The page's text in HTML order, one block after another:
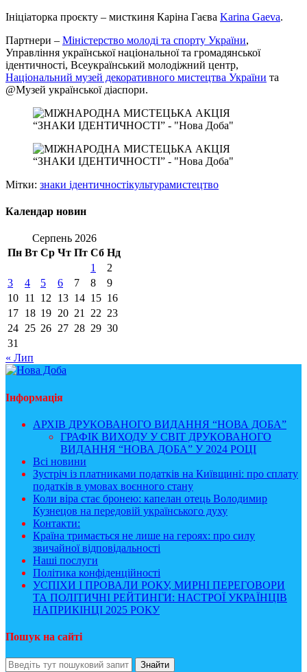
Ініціаторка проєкту – мисткиня Каріна Гаєва Karina Gaeva.
Партнери – Міністерство молоді та спорту України,
Управління української національної та громадянської
ідентичності, Всеукраїнський молодіжний центр,
Національний музей декоративного мистецтва України та
@Музей української діаспори.
Мітки: знаки ідентичностікультурамистецтво
Календар новин
Серпень 2026
Пн Вт Ср Чт Пт Сб Нд
1
2
3
4 5 6 7 8
9
10 11 12 13 14 15 16
17 18 19 20 21 22 23
24 25 26 27 28 29 30
31
« Лип
Інформація
АРХІВ ДРУКОВАНОГО ВИДАННЯ “НОВА ДОБА”
ГРАФІК ВИХОДУ У СВІТ ДРУКОВАНОГО
ВИДАННЯ “НОВА ДОБА” У 2024 РОЦІ
Всі новини
Зустріч із платниками податків на Київщині: про сплату
податків в умовах воєнного стану
Коли віра стає бронею: капелан отець Володимир
Кузнецов на передовій українського духу
Контакти:
Країна тримається не лише на героях: про силу
звичайної відповідальності
Наші послуги
Політика конфіденційності
УСПІХИ І ПРОВАЛИ РОКУ, МИРНІ ПЕРЕГОВОРИ
ТА ПОЛІТИЧНІ РЕЙТИНГИ: НАСТРОЇ УКРАЇНЦІВ
НАПРИКІНЦІ 2025 РОКУ
Пошук на сайті